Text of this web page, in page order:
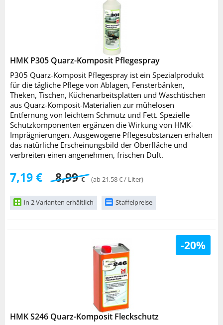
HMK P305 Quarz-Komposit Pflegespray
P305 Quarz-Komposit Pflegespray ist ein Spezialprodukt
für die tägliche Pflege von Ablagen, Fensterbänken,
Theken, Tischen, Küchenarbeitsplatten und Waschtischen
aus Quarz-Komposit-Materialien zur mühelosen
Entfernung von leichtem Schmutz und Fett. Spezielle
Schutzkomponenten ergänzen die Wirkung von HMK-
Imprägnierungen. Ausgewogene Pflegesubstanzen erhalten
das natürliche Erscheinungsbild der Oberfläche und
verbreiten einen angenehmen, frischen Duft.
7,19 € 8,99€ (ab 21,58 € / Liter)
in 2 Varianten erhältlich Staffelpreise
-20%
HMK S246 Quarz-Komposit Fleckschutz